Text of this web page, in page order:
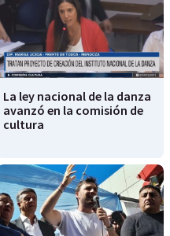
La ley nacional de la danza
avanzó en la comisión de
cultura